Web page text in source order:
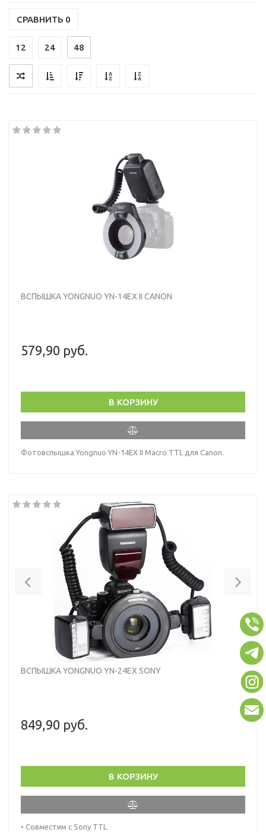
СРАВНИТЬ 0
12 24 48
ВСПЫШКА YONGNUO YN-14EX II CANON
579,90 руб.
В КОРЗИНУ
Фотовспышка Yongnuo YN-14EX II Macro TTL для Canon.
Previous
ВСПЫШКА YONGNUO YN-24EX SONY
849,90 руб.
В КОРЗИНУ
• Совместим с Sony TTL